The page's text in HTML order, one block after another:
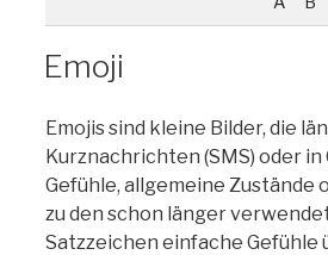
Emoji
Emojis sind kleine Bilder, die
Kurznachrichten (SMS) oder
Gefühle, allgemeine
zu den schon länger
Satzzeichen einfache Gefühle